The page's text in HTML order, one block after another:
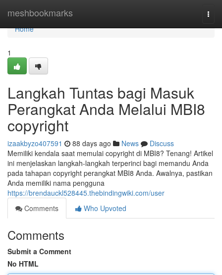
meshbookmarks
Home
Home
1
Langkah Tuntas bagi Masuk
Perangkat Anda Melalui MBI8
copyright
izaakbyzo407591 88 days ago News
Discuss
Memiliki kendala saat memulai copyright di MBI8? Tenang! Artikel
ini menjelaskan langkah-langkah terperinci bagi memandu Anda
pada tahapan copyright perangkat MBI8 Anda. Awalnya, pastikan
Anda memiliki nama pengguna
https://brendauckl528445.thebindingwiki.com/user
Comments
Who Upvoted
Comments
Submit a Comment
No HTML